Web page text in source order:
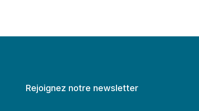
Rejoignez notre newsletter